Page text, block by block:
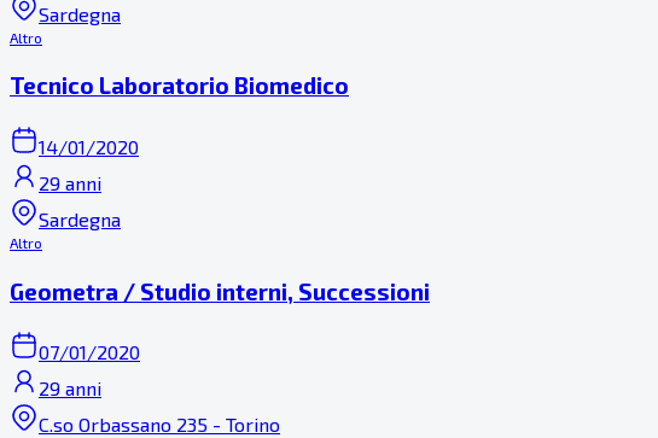
Sardegna
Altro
Tecnico Laboratorio Biomedico
14/01/2020
29 anni
Sardegna
Altro
Geometra / Studio interni, Successioni
07/01/2020
29 anni
C.so Orbassano 235 - Torino